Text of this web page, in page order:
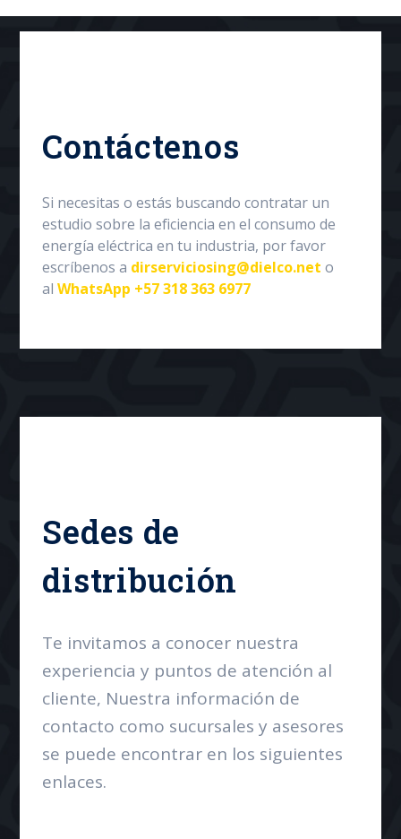
Contáctenos
Si necesitas o estás buscando contratar un
estudio sobre la eficiencia en el consumo de
energía eléctrica en tu industria, por favor
escríbenos a dirserviciosing@dielco.net o
alWhatsApp +57 318 363 6977
Sedes de
distribución
Te invitamos a conocer nuestra
experiencia y puntos de atención al
cliente, Nuestra información de
contacto como sucursales y asesores
se puede encontrar en los siguientes
enlaces.